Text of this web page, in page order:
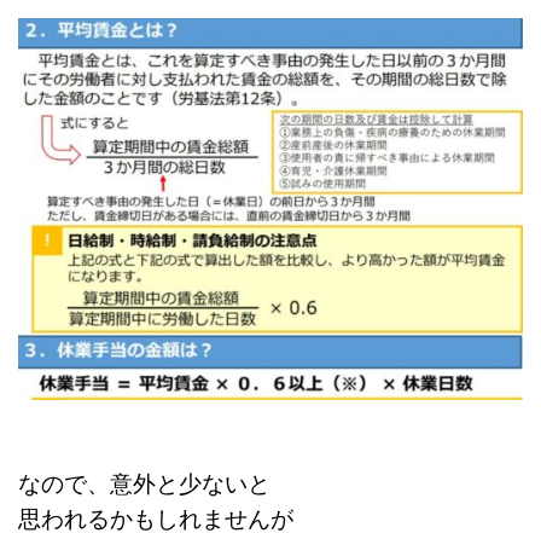
なので、意外と少ないと
思われるかもしれませんが